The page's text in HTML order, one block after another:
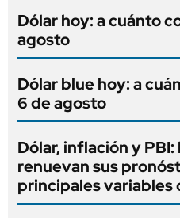
Dólar hoy: a cuánto
agosto
Dólar blue hoy: a
6 de agosto
Dólar, inflación y
renuevan sus
principales variables